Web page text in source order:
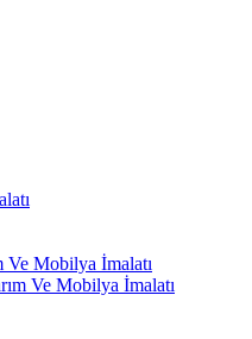
Ve Mobilya İmalatı
Ve Mobilya İmalatı